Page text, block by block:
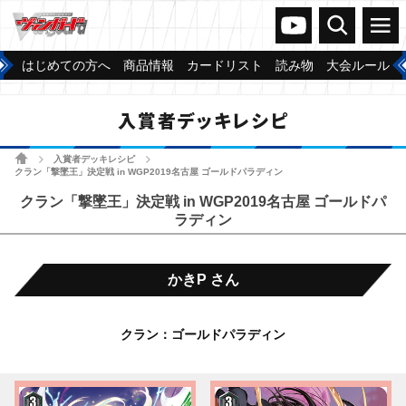
ヴァンガードch
検索 メニュー
はじめての方へ 商品情報 カードリスト 読み物 大会ルール
入賞者デッキレシピ
ホーム 入賞者デッキレシピ
クラン「撃墜王」決定戦 in WGP2019名古屋 ゴールドパラディン
クラン「撃墜王」決定戦 in WGP2019名古屋 ゴールドパ
ラディン
かきP さん
クラン：ゴールドパラディン